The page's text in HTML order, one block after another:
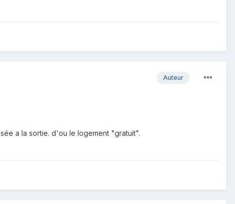
Auteur
a la sortie. d'ou le logement "gratuit".